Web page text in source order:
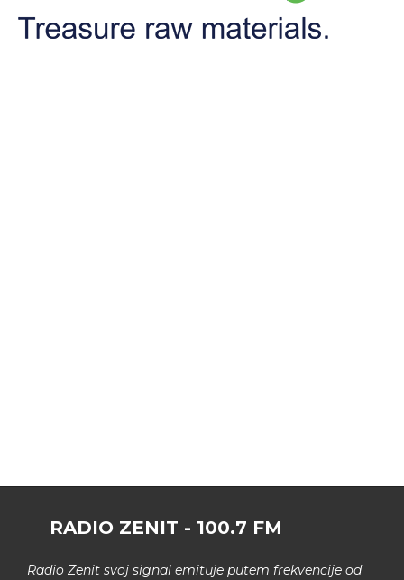
RADIO ZENIT - 100.7 FM
Radio Zenit svoj signal emituje putem frekvencije od